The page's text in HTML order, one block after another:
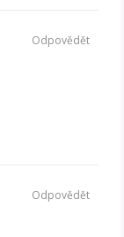
Odpovědět
Odpovědět